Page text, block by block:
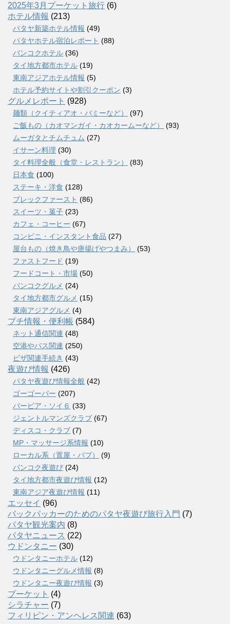
2025年3月プーケット旅行 (6)
ホテル情報 (213)
パタヤ新築ホテル情報 (49)
パタヤホテル宿泊レポート (88)
バンコクホテル (36)
タイ地方都市ホテル (19)
東南アジアホテル情報 (5)
ホテル予約サイトや割引クーポン (3)
グルメレポート (928)
麺類（クイティアオ・バミーなど）
(97)
ご飯もの（カオマンガイ・カオカームーなど）
(93)
ムーガタとチムチュム (27)
イサーン料理 (30)
タイ料理全般（食堂・レストラン）
(83)
日本食 (100)
ステーキ・洋食 (128)
ブレックファースト (86)
スイーツ・菓子 (23)
カフェ・コーヒー (67)
コンビニ・インスタント食品 (27)
屋台もの（焼き鳥や唐揚げやつまみ）
(53)
ファストフード (19)
フードコート・市場 (50)
バンコクグルメ (24)
タイ地方都市グルメ (15)
東南アジアグルメ (4)
プチ情報・便利帳 (584)
ネット通信関連 (48)
空港やバス関連 (250)
ビザ関連手続き (43)
夜遊び情報 (426)
パタヤ夜遊び情報全般 (42)
ゴーゴーバー (207)
バービア・ソイ６ (33)
ジェントルマンズクラブ (67)
ディスコ・クラブ (7)
MP・マッサージ系情報 (10)
ローカル系（置屋・パブ）
(9)
バンコク夜遊び (24)
タイ地方都市夜遊び情報 (12)
東南アジア夜遊び情報 (11)
エッセイ (96)
バックパッカーのためのパタヤ夜遊び旅行入門 (7)
パタヤ観光案内 (8)
パタヤニュース (22)
ウドンタニー (30)
ウドンタニーホテル (12)
ウドンタニーグルメ情報 (8)
ウドンタニー夜遊び情報 (3)
プーケット (4)
シラチャー (7)
フィリピン・アンヘレス関連 (63)